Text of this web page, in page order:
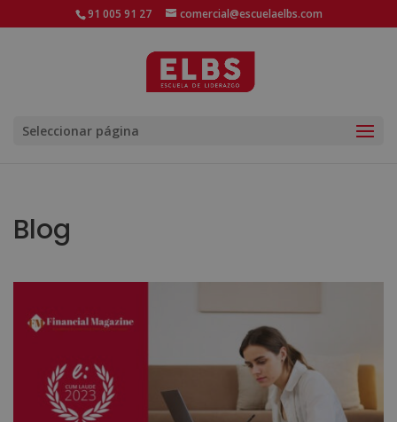
91 005 91 27 comercial@escuelaelbs.com
Seleccionar página
Blog